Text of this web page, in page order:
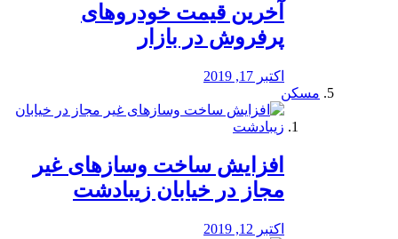
آخرین قیمت خودرو‌های
پرفروش در بازار
اکتبر 17, 2019
مسکن
افزایش ساخت وسازهای غیر
مجاز در خیابان زیبادشت
اکتبر 12, 2019